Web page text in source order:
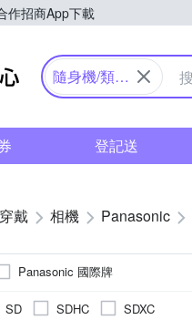
作招商App下載
Yahoo購物中心
隨身機/類單
登記送
戴 相機 Panasonic
Panasonic 國際牌
SD SDHC SDXC